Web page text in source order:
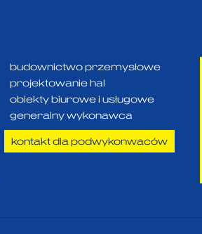
budownictwo przemysłowe
projektowanie hal
obiekty biurowe i usługowe
generalny wykonawca
kontakt dla podwykonwaców